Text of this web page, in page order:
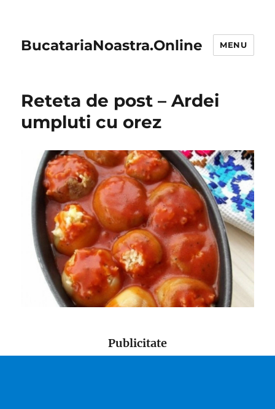
BucatariaNoastra.Online MENU
Reteta de post – Ardei
umpluti cu orez
Publicitate